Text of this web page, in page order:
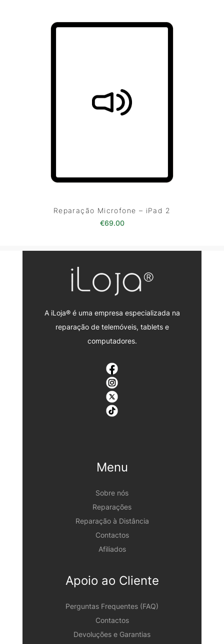
Reparação Microfone – iPad 2
€69.00
A iLoja® é uma empresa especializada na
reparação de telemóveis, tablets e
computadores.
Menu
Sobre nós
Reparações
Reparação à Distância
Contactos
Afiliados
Apoio ao Cliente
Perguntas Frequentes (FAQ)
Contactos
Devoluções e Garantias